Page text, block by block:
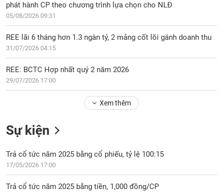
Cổ
phiếu
chi
tiết
Tổng
quan
Giao
chính
tích
kỹ
thuật
phát hành CP theo chương trình lựa chọn cho NLĐ
05/08/2026 09:31
REE lãi 6 tháng hơn 1.3 ngàn tỷ, 2 mảng cốt lõi gánh doanh thu
31/07/2026 04:15
REE: BCTC Hợp nhất quý 2 năm 2026
29/07/2026 17:00
Xem thêm
Sự kiện
Trả cổ tức năm 2025 bằng cổ phiếu, tỷ lệ 100:15
17/05/2026 17:00
Trả cổ tức năm 2025 bằng tiền, 1,000 đồng/CP
TIN
MỚI
Ngành
(-)
VS-
SECTOR
NĂNG
LƯỢNG